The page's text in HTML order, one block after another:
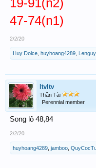
47-74(n1)
2/2/20
Huy Dolce huyhoang4289
ltvltv
Thần Tài
Perennial member
Song lô 48,84
2/2/20
huyhoang4289 jamboo